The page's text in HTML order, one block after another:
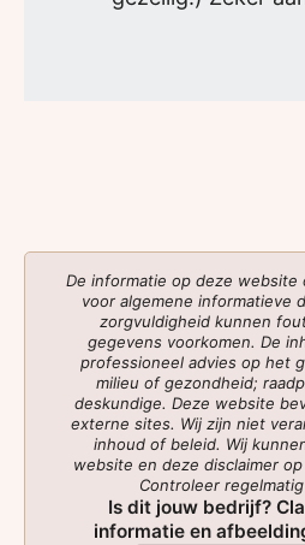
De informatie op deze website
voor algemene informatieve
zorgvuldigheid kunnen
gegevens voorkomen. De
professioneel advies op het
milieu of gezondheid;
deskundige. Deze website
externe sites. Wij zijn niet
inhoud of beleid. Wij
website en deze disclaimer
Controleer
Is dit jouw bedrijf?
informatie en